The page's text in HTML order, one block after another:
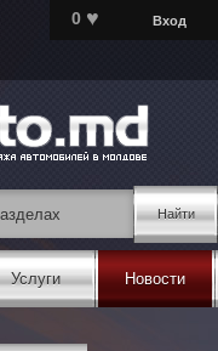
0 ♥ Вход
Найти
Услуги Новости